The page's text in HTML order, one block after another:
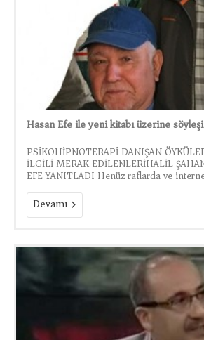
Hasan Efe ile yeni kitabı üzerine söyleşi
PSİKOHİPNOTERAPİ DANIŞAN
İLGİLİ MERAK EDİLENLERİHALİL
EFE YANITLADI Henüz raflarda ve
Devamı